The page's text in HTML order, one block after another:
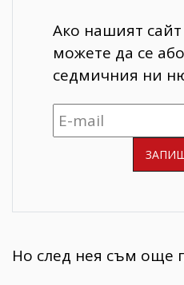
Ако нашият сайт
можете да се
седмичния ни
Но след нея съм още